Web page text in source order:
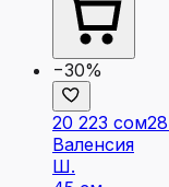
−30%
20 223 сом
Валенсия
Ш.